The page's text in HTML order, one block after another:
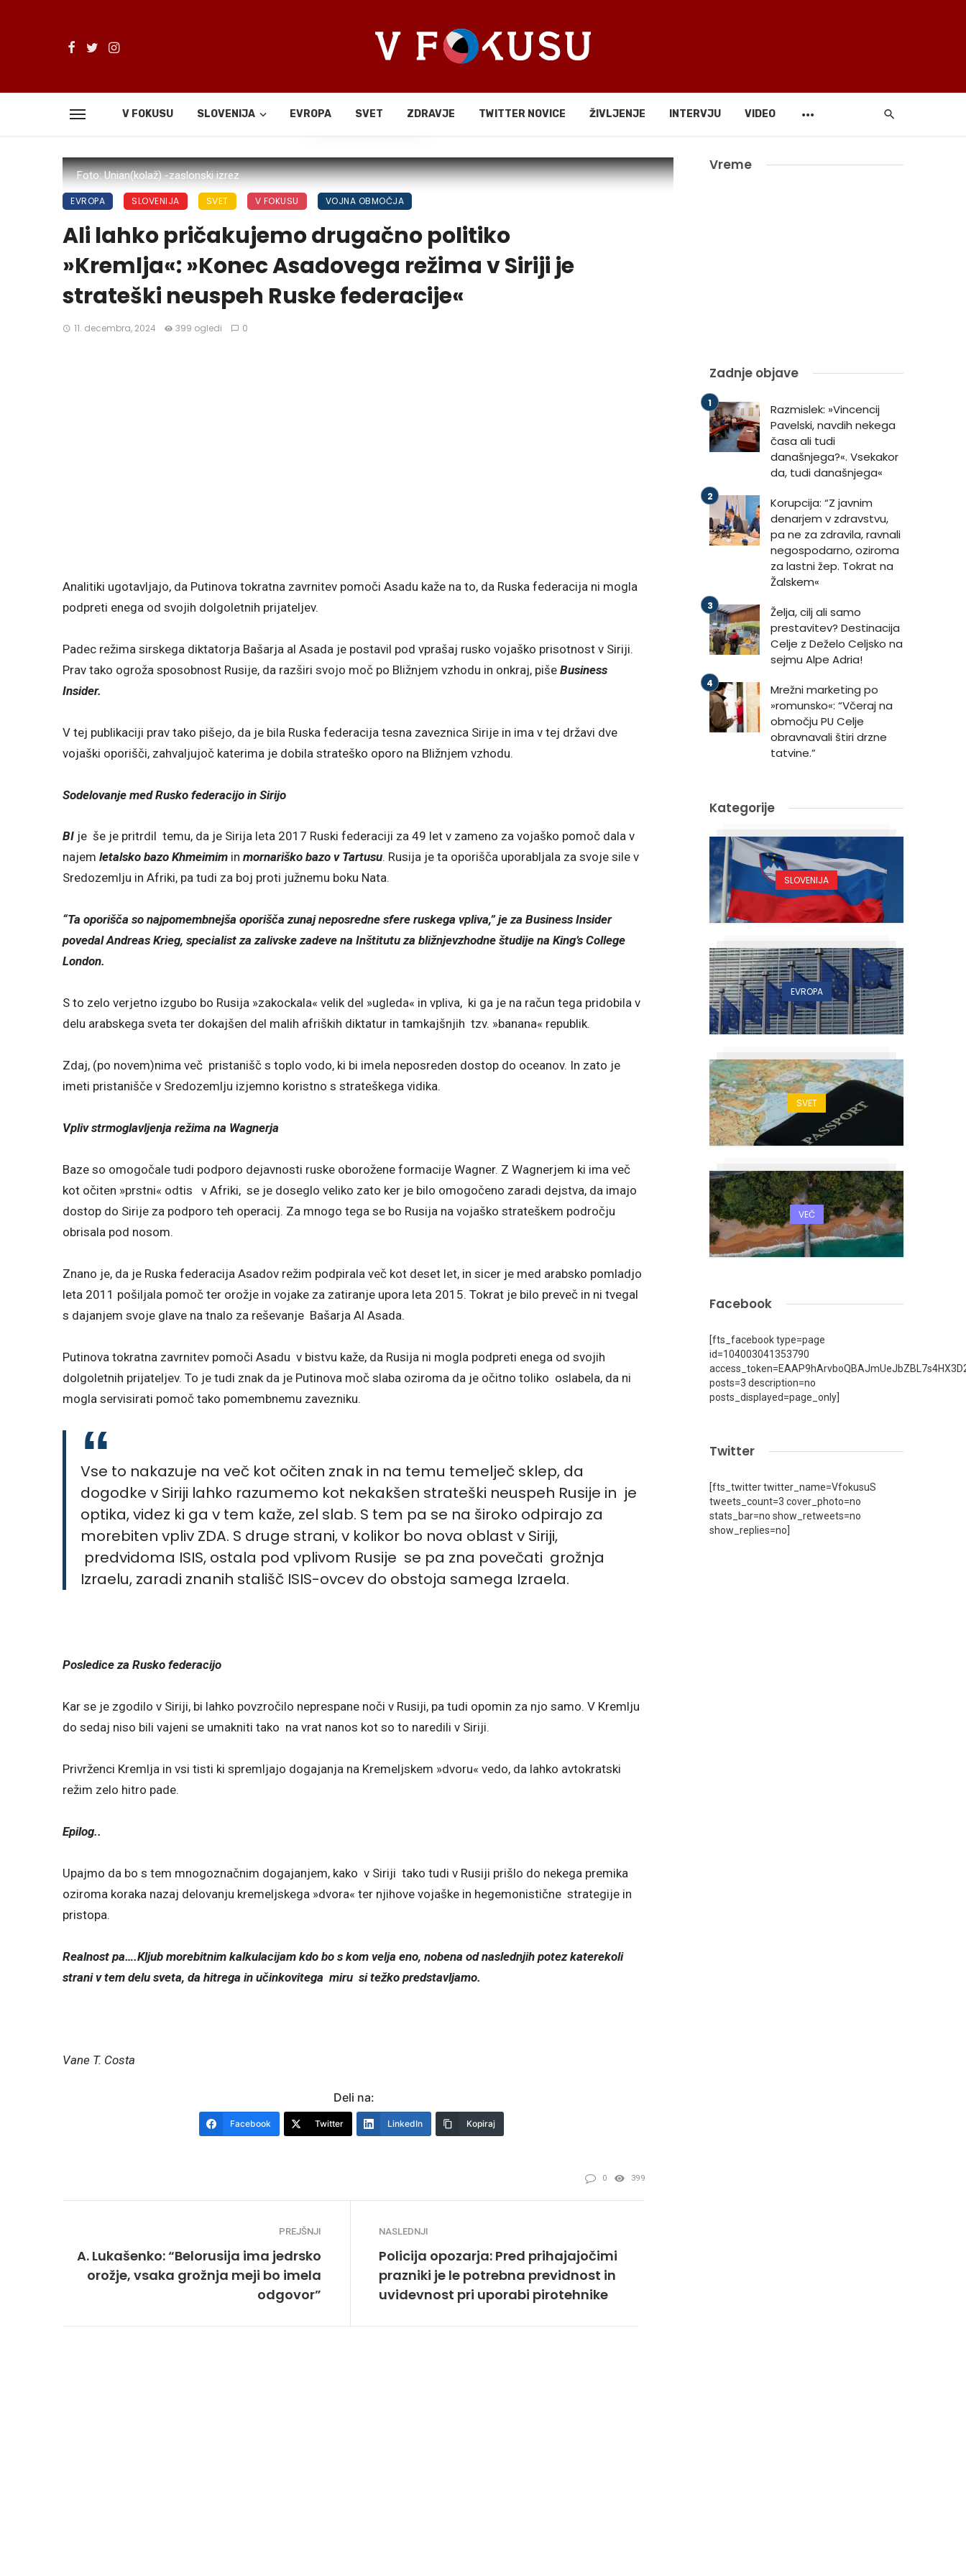
V FOKUSU SLOVENIJA EVROPA SVET ZDRAVJE TWITTER NOVICE ŽIVLJENJE INTERVJU VIDEO
Foto: Unian(kolaž) -zaslonski izrez
Deli
EVROPA SLOVENIJA SVET V FOKUSU VOJNA OBMOČJA
Ali lahko pričakujemo drugačno politiko
»Kremlja«: »Konec Asadovega režima v Siriji je
strateški neuspeh Ruske federacije«
11. decembra, 2024 399 ogledi 0
Analitiki ugotavljajo, da Putinova tokratna zavrnitev pomoči Asadu kaže na to, da Ruska federacija ni mogla
podpreti enega od svojih dolgoletnih prijateljev.
Padec režima sirskega diktatorja Bašarja al Asada je postavil pod vprašaj rusko vojaško prisotnost v Siriji.
Prav tako ogroža sposobnost Rusije, da razširi svojo moč po Bližnjem vzhodu in onkraj, piše Business
Insider.
V tej publikaciji prav tako pišejo, da je bila Ruska federacija tesna zaveznica Sirije in ima v tej državi dve
vojaški oporišči, zahvaljujoč katerima je dobila strateško oporo na Bližnjem vzhodu.
Sodelovanje med Rusko federacijo in Sirijo
BI je še je pritrdil temu, da je Sirija leta 2017 Ruski federaciji za 49 let v zameno za vojaško pomoč dala v
najem letalsko bazo Khmeimim in mornariško bazo v Tartusu. Rusija je ta oporišča uporabljala za svoje sile v
Sredozemlju in Afriki, pa tudi za boj proti južnemu boku Nata.
“Ta oporišča so najpomembnejša oporišča zunaj neposredne sfere ruskega vpliva,” je za Business Insider
povedal Andreas Krieg, specialist za zalivske zadeve na Inštitutu za bližnjevzhodne študije na King’s College
London.
S to zelo verjetno izgubo bo Rusija »zakockala« velik del »ugleda« in vpliva, ki ga je na račun tega pridobila v
delu arabskega sveta ter dokajšen del malih afriških diktatur in tamkajšnjih tzv. »banana« republik.
Zdaj, (po novem)nima več pristanišč s toplo vodo, ki bi imela neposreden dostop do oceanov. In zato je
imeti pristanišče v Sredozemlju izjemno koristno s strateškega vidika.
Vpliv strmoglavljenja režima na Wagnerja
Baze so omogočale tudi podporo dejavnosti ruske oborožene formacije Wagner. Z Wagnerjem ki ima več
kot očiten »prstni« odtis v Afriki, se je doseglo veliko zato ker je bilo omogočeno zaradi dejstva, da imajo
dostop do Sirije za podporo teh operacij. Za mnogo tega se bo Rusija na vojaško strateškem področju
obrisala pod nosom.
Znano je, da je Ruska federacija Asadov režim podpirala več kot deset let, in sicer je med arabsko pomladjo
leta 2011 pošiljala pomoč ter orožje in vojake za zatiranje upora leta 2015. Tokrat je bilo preveč in ni tvegal
s dajanjem svoje glave na tnalo za reševanje Bašarja Al Asada.
Putinova tokratna zavrnitev pomoči Asadu ​​v bistvu kaže, da Rusija ni mogla podpreti enega od svojih
dolgoletnih prijateljev. To je tudi znak da je Putinova moč slaba oziroma da je očitno toliko oslabela, da ni
mogla servisirati pomoč tako pomembnemu zavezniku.
Vse to nakazuje na več kot očiten znak in na temu temelječ sklep, da
dogodke v Siriji lahko razumemo kot nekakšen strateški neuspeh Rusije in je
optika, videz ki ga v tem kaže, zel slab. S tem pa se na široko odpirajo za
morebiten vpliv ZDA. S druge strani, v kolikor bo nova oblast v Siriji,
predvidoma ISIS, ostala pod vplivom Rusije se pa zna povečati grožnja
Izraelu, zaradi znanih stališč ISIS-ovcev do obstoja samega Izraela.
Posledice za Rusko federacijo
Kar se je zgodilo v Siriji, bi lahko povzročilo neprespane noči v Rusiji, pa tudi opomin za njo samo. V Kremlju
do sedaj niso bili vajeni se umakniti tako na vrat nanos kot so to naredili v Siriji.
Privrženci Kremlja in vsi tisti ki spremljajo dogajanja na Kremeljskem »dvoru« vedo, da lahko avtokratski
režim zelo hitro pade.
Epilog..
Upajmo da bo s tem mnogoznačnim dogajanjem, kako v Siriji tako tudi v Rusiji prišlo do nekega premika
oziroma koraka nazaj delovanju kremeljskega »dvora« ter njihove vojaške in hegemonistične strategije in
pristopa.
Realnost pa….Kljub morebitnim kalkulacijam kdo bo s kom velja eno, nobena od naslednjih potez katerekoli
strani v tem delu sveta, da hitrega in učinkovitega miru si težko predstavljamo.
Vane T. Costa
Deli na:
Facebook Twitter LinkedIn Kopiraj
0 399
PREJŠNJI
A. Lukašenko: “Belorusija ima jedrsko
orožje, vsaka grožnja meji bo imela
odgovor”
NASLEDNJI
Policija opozarja: Pred prihajajočimi
prazniki je le potrebna previdnost in
uvidevnost pri uporabi pirotehnike
Vreme
Zadnje objave
Razmislek: »Vincencij
Pavelski, navdih nekega
časa ali tudi
današnjega?«. Vsekakor
da, tudi današnjega«
Korupcija: “Z javnim
denarjem v zdravstvu,
pa ne za zdravila, ravnali
negospodarno, oziroma
za lastni žep. Tokrat na
Žalskem«
Želja, cilj ali samo
prestavitev? Destinacija
Celje z Deželo Celjsko na
sejmu Alpe Adria!
Mrežni marketing po
»romunsko«: “Včeraj na
območju PU Celje
obravnavali štiri drzne
tatvine.”
Kategorije
SLOVENIJA
EVROPA
SVET
VEČ
Facebook
[fts_facebook type=page
id=104003041353790
posts=3 description=no
posts_displayed=page_only]
Twitter
[fts_twitter twitter_name=VfokusuS
tweets_count=3 cover_photo=no
stats_bar=no show_retweets=no
show_replies=no]